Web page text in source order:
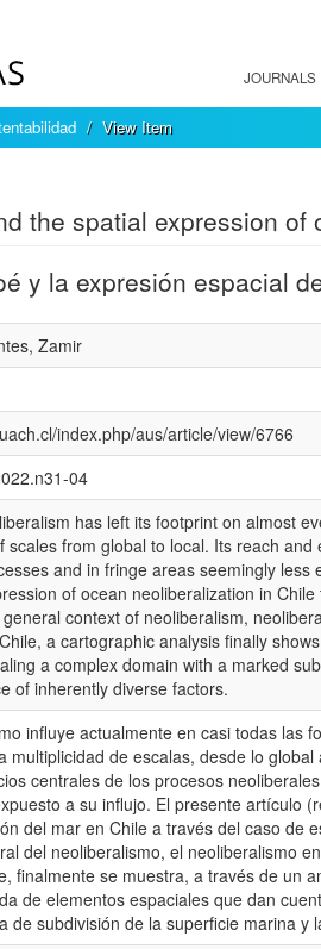
JOURNALS
View Item
the spatial expression
y la expresión espacial
Zamir
index.php/aus/article/view/6766
04
has left its footprint on almost
scales from global to local. Its reach
and in fringe areas seemingly
of ocean neoliberalization in
context of neoliberalism,
a cartographic analysis finally
a complex domain with a marked
of inherently diverse factors.
influye actualmente en casi todas las
multiplicidad de escalas, desde lo
centrales de los procesos
a su influjo. El presente artículo
del mar en Chile a través del caso de
del neoliberalismo, el neoliberalismo
finalmente se muestra, a través de un
de elementos espaciales que dan
de subdivisión de la superficie marina